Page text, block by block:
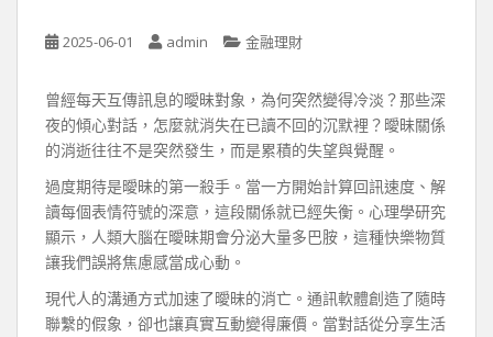
2025-06-01 admin 金融理財
曾經每天互傳訊息的曖昧對象，為何突然變得冷淡？那些深
夜的傾心對話，怎麼就消失在已讀不回的沉默裡？曖昧關係
的消逝往往不是突然發生，而是累積的失望與覺醒。
過度期待是曖昧的第一殺手。當一方開始計算回訊速度、解
讀每個表情符號的深意，這段關係就已經失衡。心理學研究
顯示，人類大腦在曖昧期會分泌大量多巴胺，這種快樂物質
讓我們誤將焦慮感當成心動。
現代人的溝通方式加速了曖昧的消亡。通訊軟體創造了隨時
聯繫的假象，卻也讓真實互動變得廉價。當對話從分享生活